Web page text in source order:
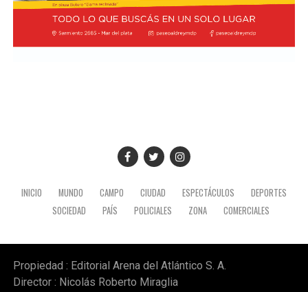
INICIO MUNDO CAMPO CIUDAD ESPECTÁCULOS
DEPORTES
SOCIEDAD
PAÍS POLICIALES ZONA COMERCIALES
Propiedad : Editorial Arena del Atlántico S. A.
Director : Nicolás Roberto Miraglia